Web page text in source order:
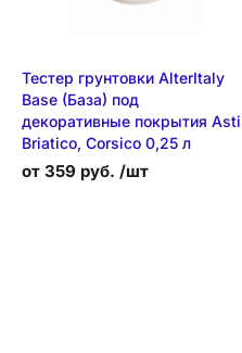
Тестер грунтовки AlterItaly
Base (База) под
декоративные покрытия
Briatico, Corsico 0,25 л
от 359 руб. /шт